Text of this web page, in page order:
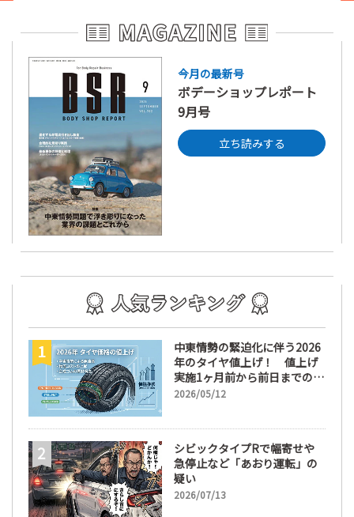
今月の最新号
ボデーショップレポート
9月号
立ち読みする
中東情勢の緊迫化に伴う2026
年のタイヤ値上げ！ 値上げ
実施1ヶ月前から前日までの期
間が販売において極めて重要
2026/05/12
シビックタイプRで幅寄せや
急停止など「あおり運転」の
疑い
2026/07/13